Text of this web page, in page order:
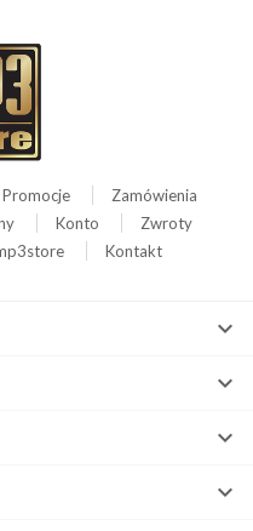
Promocje
Zamówienia
Konto
Zwroty
Kontakt



